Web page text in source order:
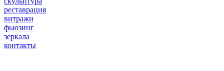
реставрация
витражи
фьюзинг
зеркала
контакты